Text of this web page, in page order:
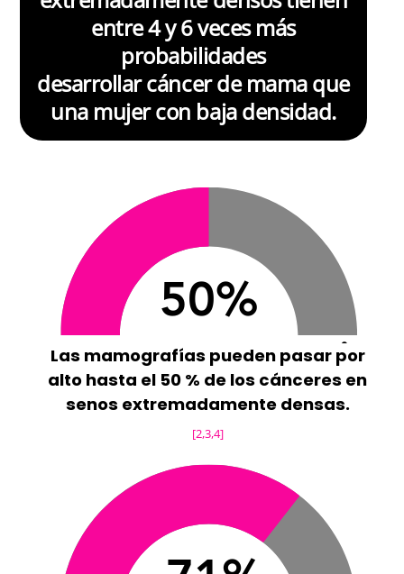
entre 4 y 6 veces más
probabilidades
desarrollar cáncer de mama que
una mujer con baja densidad.
Las mamografías pueden pasar por
alto hasta el 50 % de los cánceres en
senos extremadamente densas.
[2,3,4]